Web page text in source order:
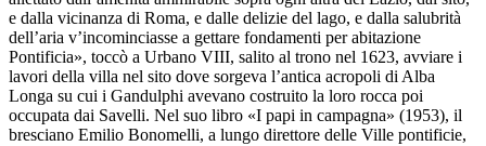
e dalla vicinanza di Roma, e dalle delizie del lago, e dalla salubrità
dell’aria v’incominciasse a gettare fondamenti per abitazione
Pontificia», toccò a Urbano VIII, salito al trono nel 1623, avviare i
lavori della villa nel sito dove sorgeva l’antica acropoli di Alba
Longa su cui i Gandulphi avevano costruito la loro rocca poi
occupata dai Savelli. Nel suo libro «I papi in campagna» (1953), il
bresciano Emilio Bonomelli, a lungo direttore delle Ville pontificie,